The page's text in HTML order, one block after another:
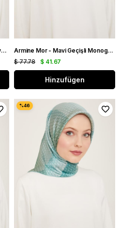
Armine Beyaz - Soft Yeşil Puantiye Desen Tivil İpek Eşarp 9156 - 36
Armine Mor - Mavi Geçişli Monogram Desen Sura İpek Eşarp 9111 - 34
$ 41.67
$ 77.78
Hinzufügen